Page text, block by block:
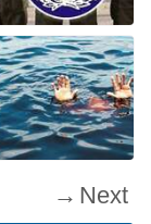
Next →